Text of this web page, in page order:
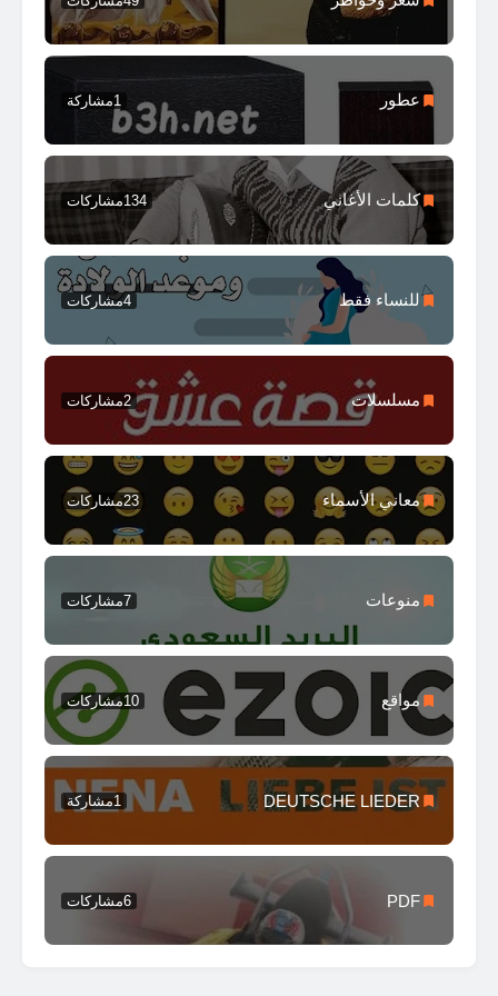
عطور 1مشاركة
كلمات الأغاني 134مشاركات
للنساء فقط 4مشاركات
مسلسلات 2مشاركات
معاني الأسماء 23مشاركات
منوعات 7مشاركات
مواقع 10مشاركات
DEUTSCHE LIEDER
1مشاركة
PDF
6مشاركات